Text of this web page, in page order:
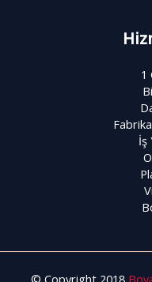
1
İş
© Copyright 2018